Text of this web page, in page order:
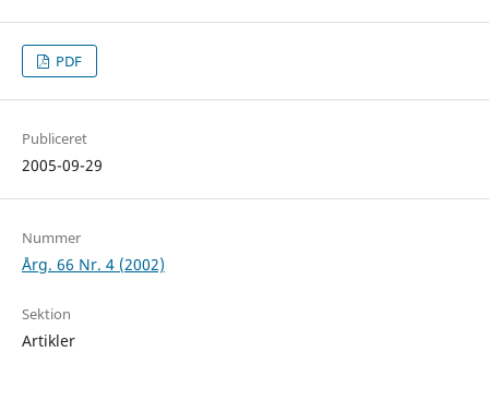
PDF
Publiceret
2005-09-29
Nummer
Årg. 66 Nr. 4 (2002)
Sektion
Artikler